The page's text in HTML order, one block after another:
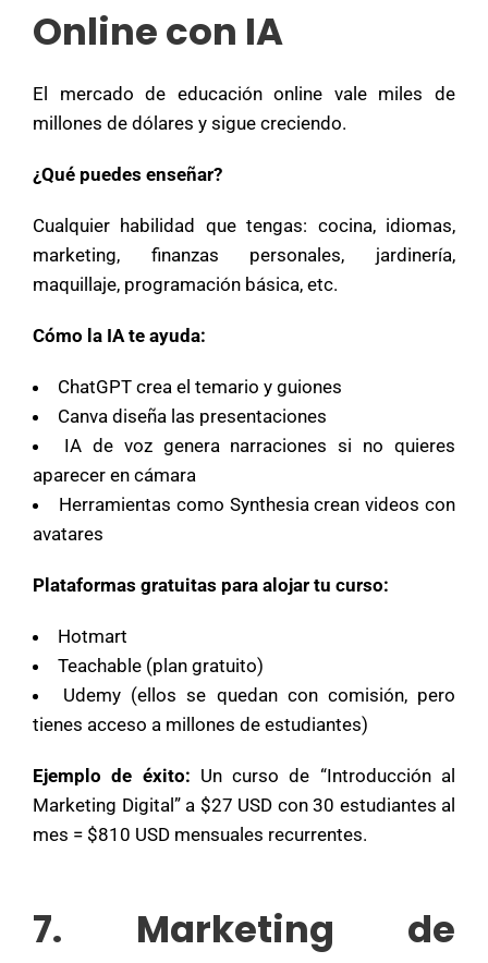
Online con IA
El mercado de educación online vale miles de
millones de dólares y sigue creciendo.
¿Qué puedes enseñar?
Cualquier habilidad que tengas: cocina, idiomas,
marketing, finanzas personales, jardinería,
maquillaje, programación básica, etc.
Cómo la IA te ayuda:
ChatGPT crea el temario y guiones
Canva diseña las presentaciones
IA de voz genera narraciones si no quieres
aparecer en cámara
Herramientas como Synthesia crean videos con
avatares
Plataformas gratuitas para alojar tu curso:
Hotmart
Teachable (plan gratuito)
Udemy (ellos se quedan con comisión, pero
tienes acceso a millones de estudiantes)
Ejemplo de éxito: Un curso de “Introducción al
Marketing Digital” a $27 USD con 30 estudiantes al
mes = $810 USD mensuales recurrentes.
7. Marketing de